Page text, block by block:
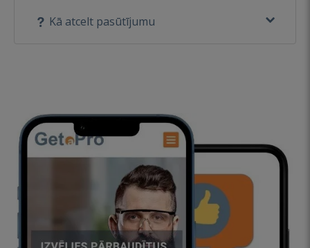
Kā atcelt pasūtījumu